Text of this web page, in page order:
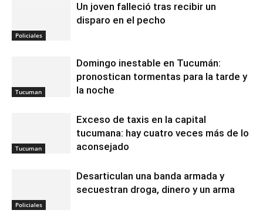
Policiales
Un joven falleció tras recibir un
disparo en el pecho
Tucuman
Domingo inestable en Tucumán:
pronostican tormentas para la tarde y
la noche
Tucuman
Exceso de taxis en la capital
tucumana: hay cuatro veces más de lo
aconsejado
Policiales
Desarticulan una banda armada y
secuestran droga, dinero y un arma